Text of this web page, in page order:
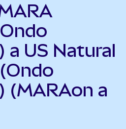
a US Natural
(MARAon a